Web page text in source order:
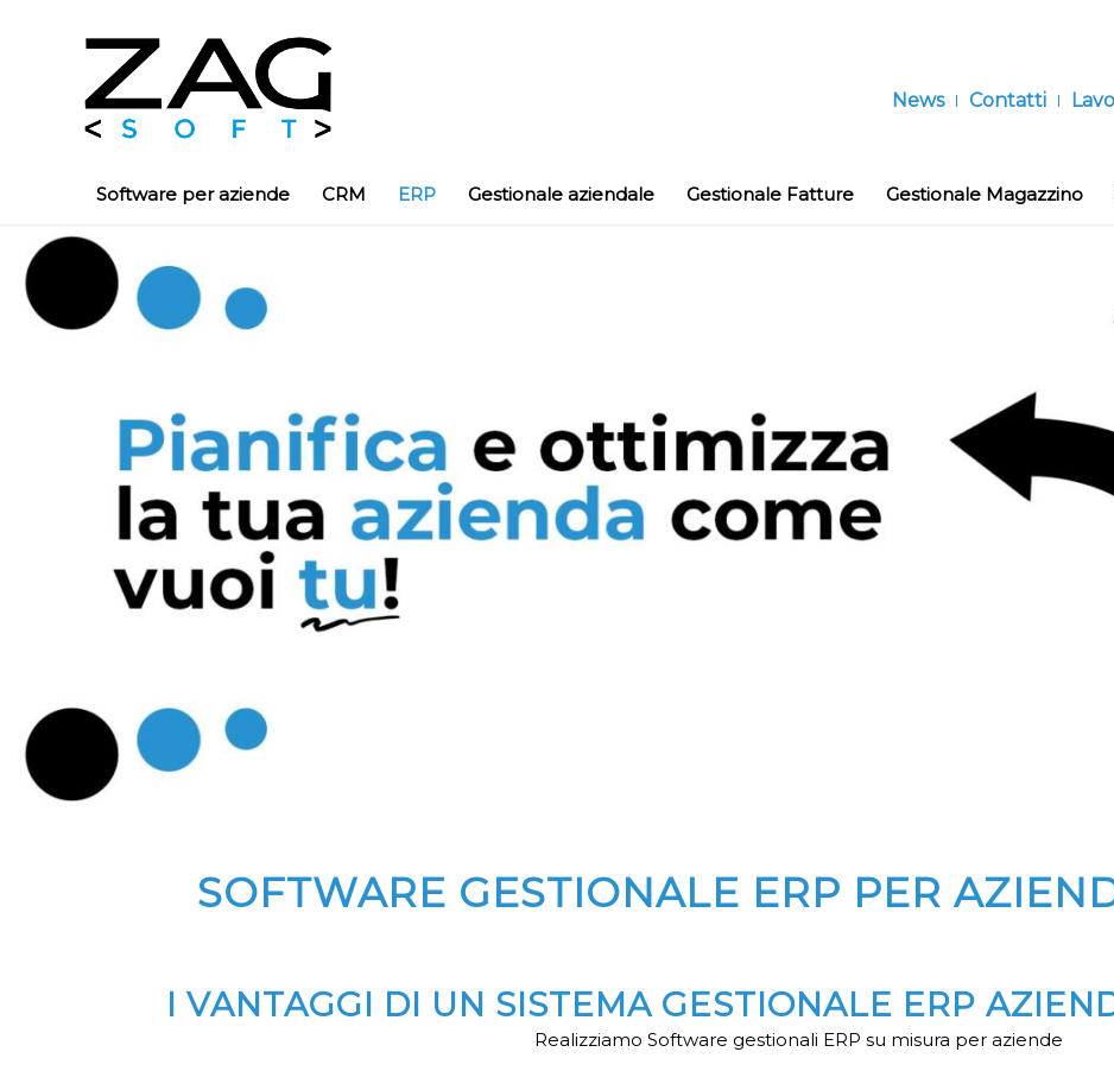
News Contatti
Software per aziende CRM ERP Gestionale aziendale Gestionale Fatture Gestionale Magazzino
SOFTWARE GESTIONALE ERP PER
I VANTAGGI DI UN SISTEMA GESTIONALE ERP
Realizziamo Software gestionali ERP su misura per aziende